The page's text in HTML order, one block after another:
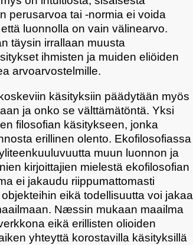
perusarvoa tai -normia ei voida
luonnolla on vain välinearvo.
täysin irrallaan muusta
ihmisten ja muiden eliöiden
arvoarvostelmille.
käsityksiin päädytään myös
ja onko se välttämätöntä. Yksi
filosofian käsitykseen, jonka
erillinen olento. Ekofilosofiassa
muun luonnon ja
kirjoittajien mielestä ekofilosofian
ei jakaudu riippumattomasti
eikä todellisuutta voi jakaa
Næssin mukaan maailma
eikä erillisten olioiden
yhteyttä korostavilla käsityksillä